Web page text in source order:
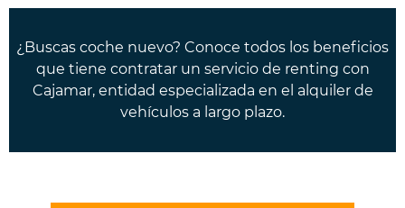
¿Buscas coche nuevo? Conoce todos los beneficios
que tiene contratar un servicio de renting con
Cajamar, entidad especializada en el alquiler de
vehículos a largo plazo.